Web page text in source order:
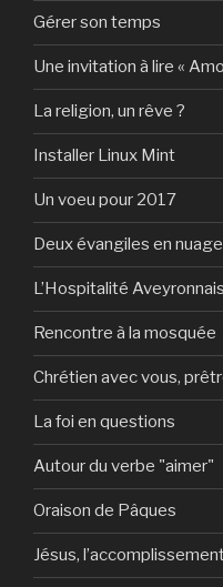
Gérer son temps
Une invitation à lire «
La religion, un rêve ?
Installer Linux Mint
Un voeu pour 2017
Deux évangiles en
L’Hospitalité
Rencontre à la mosquée
Chrétien avec vous,
La foi en questions
Autour du verbe "aimer"
Oraison de Pâques
Jésus,